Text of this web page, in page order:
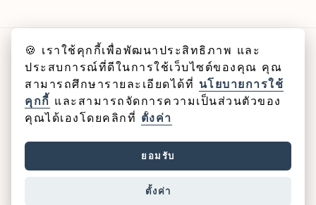
ลิขสิทธิ์ © 2025 คณะศิลปศาสตร์ มหาวิทยาลัยพะเยา
Cookie
นโยบายคุกกี้
นโยบายคุ้มครองข้อมูลส่วนบุคคล
🍪 เราใช้คุกกี้เพื่อพัฒนาประสิทธิภาพ และ
ประสบการณ์ที่ดีในการใช้เว็บไซต์ของคุณ คุณ
สามารถศึกษารายละเอียดได้ที่ นโยบายการใช้
คุกกี้ และสามารถจัดการความเป็นส่วนตัวของ
คุณได้เองโดยคลิกที่ ตั้งค่า
ยอมรับ
ตั้งค่า